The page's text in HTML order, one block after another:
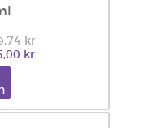
kr
kr